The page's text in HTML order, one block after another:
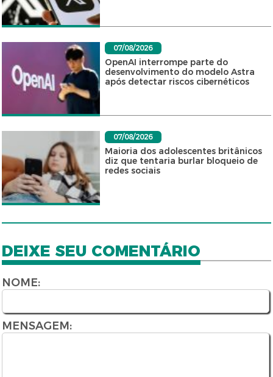
07/08/2026
OpenAI interrompe parte do
desenvolvimento do modelo Astra
após detectar riscos cibernéticos
07/08/2026
Maioria dos adolescentes britânicos
diz que tentaria burlar bloqueio de
redes sociais
DEIXE SEU COMENTÁRIO
NOME:
MENSAGEM: